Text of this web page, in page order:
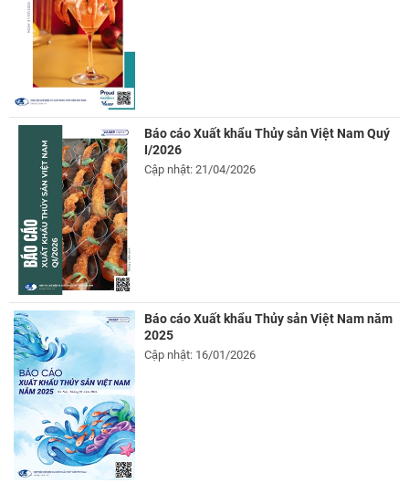
Báo cáo Xuất khẩu Thủy sản Việt Nam Quý
I/2026
Cập nhật: 21/04/2026
Báo cáo Xuất khẩu Thủy sản Việt Nam năm
2025
Cập nhật: 16/01/2026